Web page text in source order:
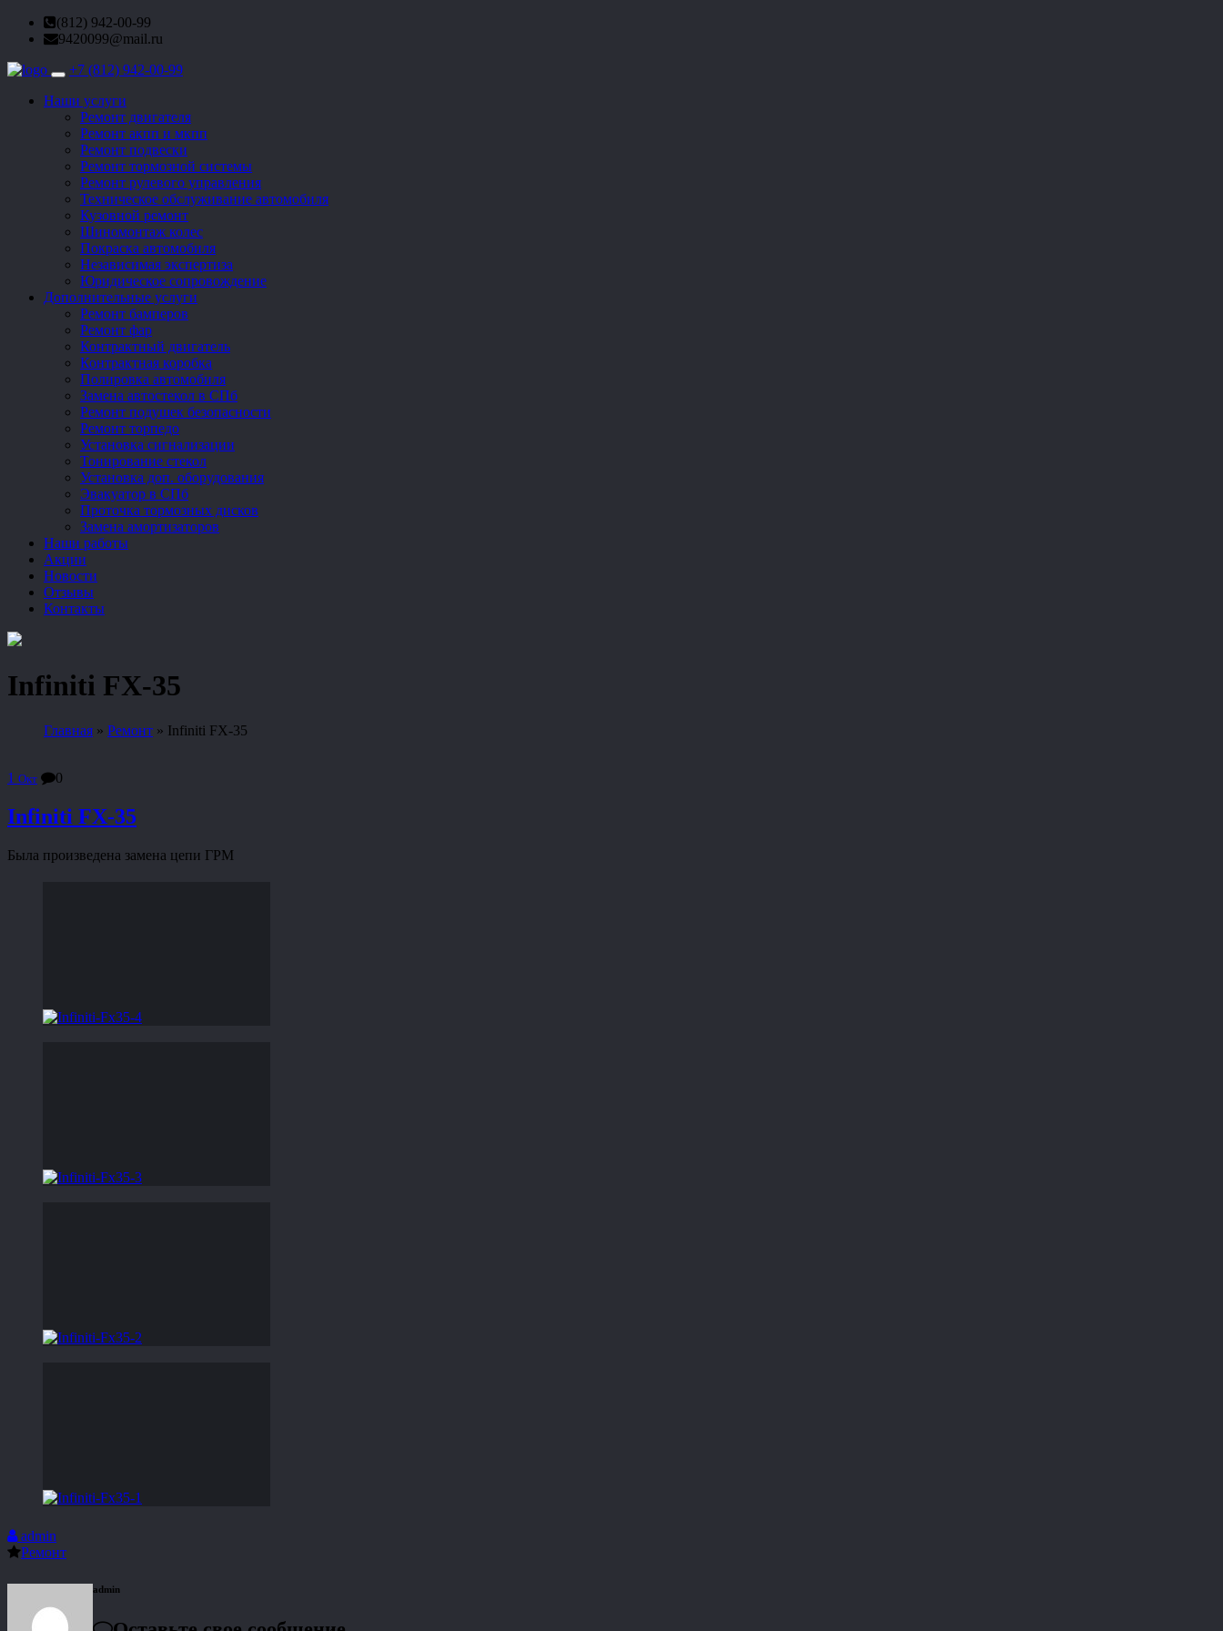
(812) 942-00-99
9420099@mail.ru
Toggle
+7 (812) 942-00-99
Наши услуги
Ремонт двигателя
Ремонт акпп и мкпп
Ремонт подвески
Ремонт тормозной системы
Ремонт рулевого управления
Техническое обслуживание автомобиля
Кузовной ремонт
Шиномонтаж колес
Покраска автомобиля
Независимая экспертиза
Юридическое сопровождение
Дополнительные услуги
Ремонт бамперов
Ремонт фар
Контрактный двигатель
Контрактная коробка
Полировка автомобиля
Замена автостекол в СПб
Ремонт подушек безопасности
Ремонт торпедо
Установка сигнализации
Тонирование стекол
Установка доп. оборудования
Эвакуатор в СПб
Проточка тормозных дисков
Замена амортизаторов
Наши работы
Акции
Новости
Отзывы
Контакты
Infiniti FX-35
Главная » Ремонт » Infiniti FX-35
1 Окт 0
Infiniti FX-35
Была произведена замена цепи ГРМ
admin
Ремонт
admin